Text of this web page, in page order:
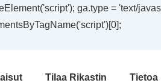
ga.type = 'text/
Tilaa Rikastin Tietoa